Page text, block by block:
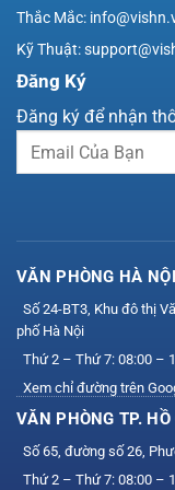
Thắc Mắc:
Kỹ Thuật:
Đăng Ký
Đăng ký để nhận
VĂN PHÒNG HÀ NỘI
Số 24-BT3, Khu đô thị
phố Hà Nội
Thứ 2 – Thứ 7: 08:00 –
Xem chỉ đường trên
VĂN PHÒNG TP.
Số 65, đường số 26,
Thứ 2 – Thứ 7: 08:00 –